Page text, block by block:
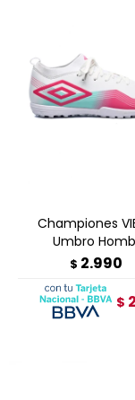
Championes
Umbro
$ 2.990
$